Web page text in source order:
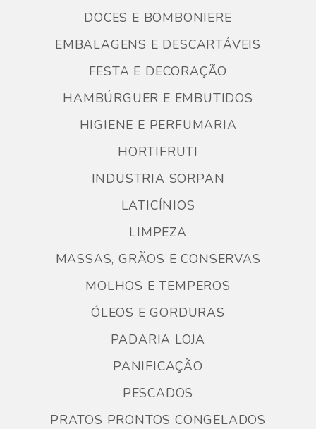
DOCES E BOMBONIERE
EMBALAGENS E DESCARTÁVEIS
FESTA E DECORAÇÃO
HAMBÚRGUER E EMBUTIDOS
HIGIENE E PERFUMARIA
HORTIFRUTI
INDUSTRIA SORPAN
LATICÍNIOS
LIMPEZA
MASSAS, GRÃOS E CONSERVAS
MOLHOS E TEMPEROS
ÓLEOS E GORDURAS
PADARIA LOJA
PANIFICAÇÃO
PESCADOS
PRATOS PRONTOS CONGELADOS